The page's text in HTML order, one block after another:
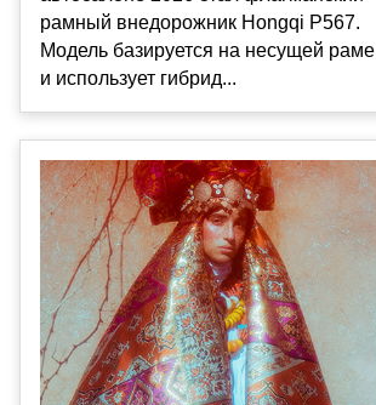
рамный внедорожник Hongqi P567.
Модель базируется на несущей раме
и использует гибрид...